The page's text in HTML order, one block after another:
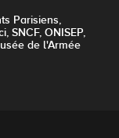
Parisiens,
SNCF, ONISEP,
de l'Armée